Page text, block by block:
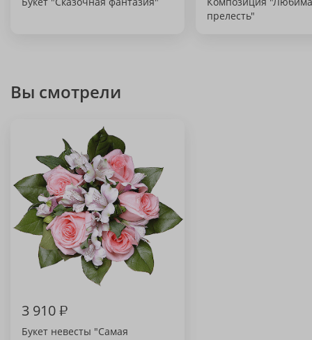
прелесть"
Вы смотрели
3 910₽
Букет невесты "Самая